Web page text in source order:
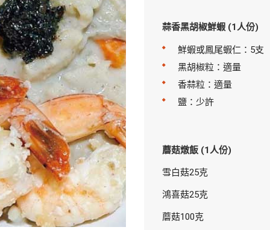
蒜香黑胡椒鮮蝦 (1人份)
鮮蝦或鳳尾蝦仁：5支
黑胡椒粒：適量
香蒜粒：適量
鹽：少許
蘑菇燉飯 (1人份)
雪白菇25克
鴻喜菇25克
蘑菇100克